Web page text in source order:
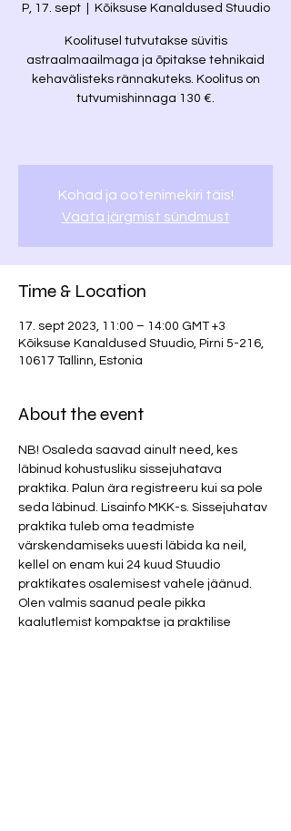
P, 17. sept
  |
Kõiksuse Kanaldused Stuudio
Koolitusel tutvutakse süvitis
astraalmaailmaga ja õpitakse tehnikaid
kehavälisteks rännakuteks. Koolitus on
tutvumishinnaga 130 €.
Kohad ja ootenimekiri täis!
Vaata järgmist sündmust
Time & Location
17. sept 2023, 11:00 – 14:00 GMT +3
Kõiksuse Kanaldused Stuudio, Pirni 5-216,
10617 Tallinn, Estonia
About the event
NB! Osaleda saavad ainult need, kes
läbinud kohustusliku sissejuhatava
praktika. Palun ära registreeru kui sa pole
seda läbinud. Lisainfo MKK-s. Sissejuhatav
praktika tuleb oma teadmiste
värskendamiseks uuesti läbida ka neil,
kellel on enam kui 24 kuud Stuudio
praktikates osalemisest vahele jäänud.
Olen valmis saanud peale pikka
kaalutlemist kompaktse ja praktilise